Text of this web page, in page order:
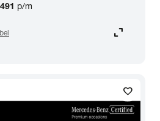
p/m
expand_content
favorite